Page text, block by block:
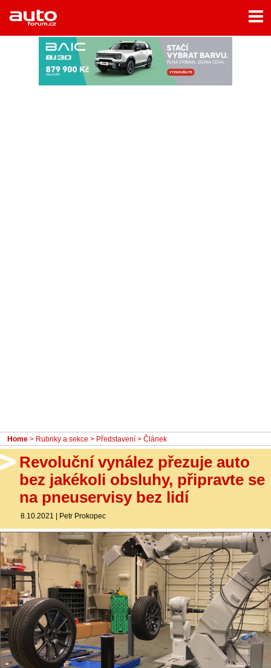
Home
Rubriky
- Testy aut
- Jízdní dojmy a další testy
Home > Rubriky a sekce > Představení > Článek
Revoluční vynález přezuje auto
bez jakékoli obsluhy, připravte se
na pneuservisy bez lidí
8.10.2021 | Petr Prokopec